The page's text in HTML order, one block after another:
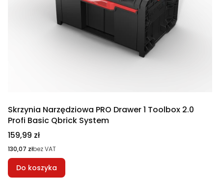
Skrzynia Narzędziowa PRO Drawer 1 Toolbox 2.0
Profi Basic Qbrick System
Cena
159,99 zł
Cena
130,07 złbez VAT
Do koszyka